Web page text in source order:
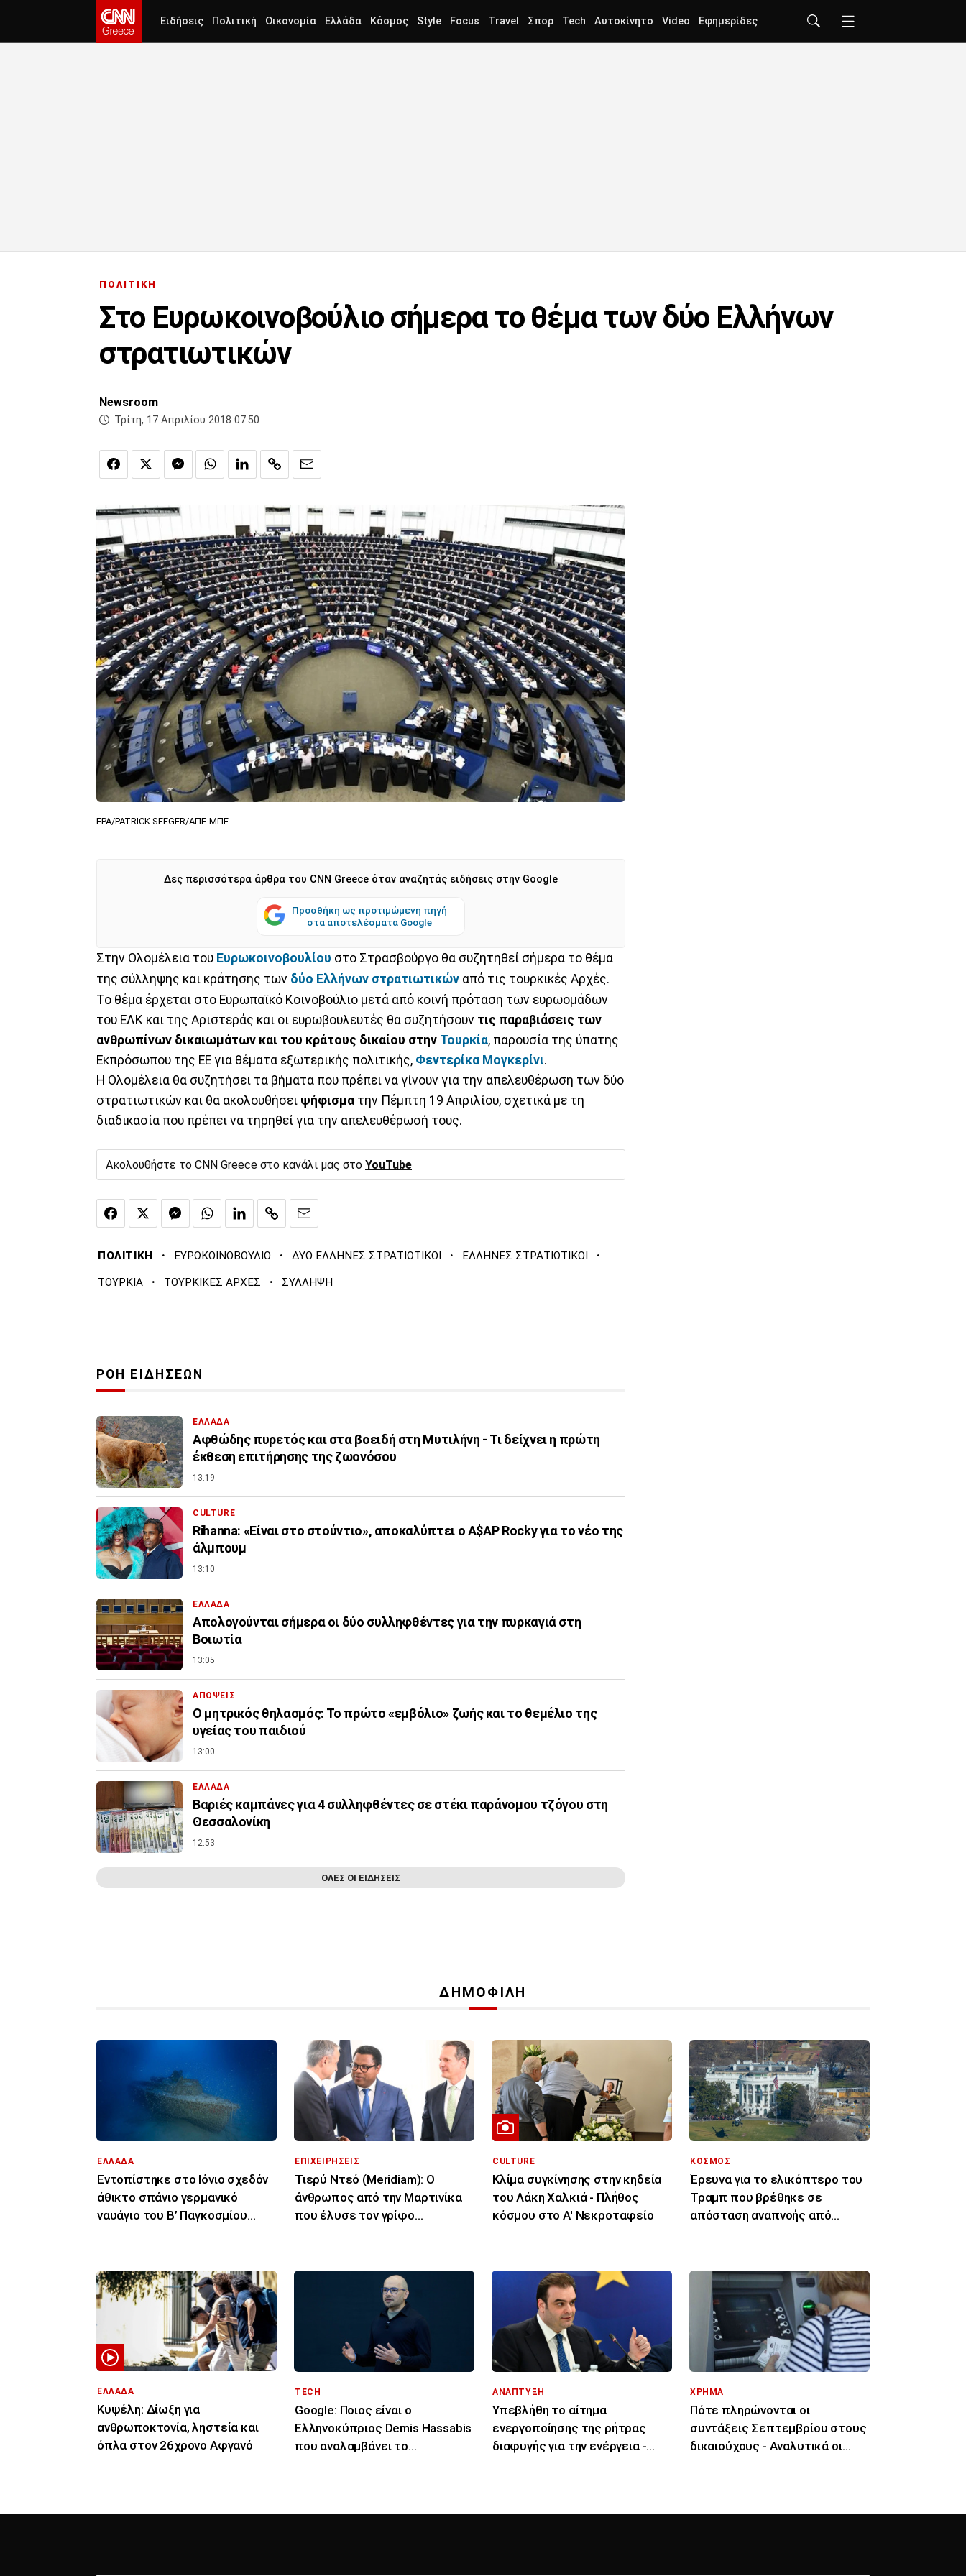
Ειδήσεις Πολιτική Οικονομία Ελλάδα Κόσμος Style Focus Travel Σπορ Tech Αυτοκίνητο Video Εφημερίδες
ΠΟΛΙΤΙΚΗ
Στο Ευρωκοινοβούλιο σήμερα το θέμα των δύο Ελλήνων
στρατιωτικών
Newsroom
Τρίτη, 17 Απριλίου 2018 07:50
EPA/PATRICK SEEGER/ΑΠΕ-ΜΠΕ
Δες περισσότερα άρθρα του CNN Greece όταν αναζητάς ειδήσεις στην Google
Προσθήκη ως προτιμώμενη πηγή
στα αποτελέσματα Google
Στην Ολομέλεια του Ευρωκοινοβουλίου στο Στρασβούργο θα συζητηθεί σήμερα το θέμα
της σύλληψης και κράτησης των δύο Ελλήνων στρατιωτικών από τις τουρκικές Αρχές.
Το θέμα έρχεται στο Ευρωπαϊκό Κοινοβούλιο μετά από κοινή πρόταση των ευρωομάδων
του ΕΛΚ και της Αριστεράς και οι ευρωβουλευτές θα συζητήσουν τις παραβιάσεις των
ανθρωπίνων δικαιωμάτων και του κράτους δικαίου στην Τουρκία, παρουσία της ύπατης
Εκπρόσωπου της ΕΕ για θέματα εξωτερικής πολιτικής, Φεντερίκα Μογκερίνι.
Η Ολομέλεια θα συζητήσει τα βήματα που πρέπει να γίνουν για την απελευθέρωση των δύο
στρατιωτικών και θα ακολουθήσει ψήφισμα την Πέμπτη 19 Απριλίου, σχετικά με τη
διαδικασία που πρέπει να τηρηθεί για την απελευθέρωσή τους.
Ακολουθήστε το CNN Greece στο κανάλι μας στο YouTube
ΠΟΛΙΤΙΚΗ · ΕΥΡΩΚΟΙΝΟΒΟΥΛΙΟ · ΔΥΟ ΕΛΛΗΝΕΣ ΣΤΡΑΤΙΩΤΙΚΟΙ · ΕΛΛΗΝΕΣ ΣΤΡΑΤΙΩΤΙΚΟΙ ·
ΤΟΥΡΚΙΑ · ΤΟΥΡΚΙΚΕΣ ΑΡΧΕΣ · ΣΥΛΛΗΨΗ
ΡΟΗ ΕΙΔΗΣΕΩΝ
ΕΛΛΑΔΑ
Αφθώδης πυρετός και στα βοειδή στη Μυτιλήνη - Τι δείχνει η πρώτη
έκθεση επιτήρησης της ζωονόσου
13:19
CULTURE
Rihanna: «Είναι στο στούντιο», αποκαλύπτει ο A$AP Rocky για το νέο της
άλμπουμ
13:10
ΕΛΛΑΔΑ
Απολογούνται σήμερα οι δύο συλληφθέντες για την πυρκαγιά στη
Βοιωτία
13:05
ΑΠΟΨΕΙΣ
Ο μητρικός θηλασμός: Το πρώτο «εμβόλιο» ζωής και το θεμέλιο της
υγείας του παιδιού
13:00
ΕΛΛΑΔΑ
Βαριές καμπάνες για 4 συλληφθέντες σε στέκι παράνομου τζόγου στη
Θεσσαλονίκη
12:53
ΟΛΕΣ ΟΙ ΕΙΔΗΣΕΙΣ
ΔΗΜΟΦΙΛΗ
ΕΛΛΑΔΑ
Εντοπίστηκε στο Ιόνιο σχεδόν
άθικτο σπάνιο γερμανικό
ναυάγιο του Β’ Παγκοσμίου
ΕΠΙΧΕΙΡΗΣΕΙΣ
Τιερύ Ντεό (Meridiam): Ο
άνθρωπος από την Μαρτινίκα
που έλυσε τον γρίφο
CULTURE
Κλίμα συγκίνησης στην κηδεία
του Λάκη Χαλκιά - Πλήθος
κόσμου στο Α' Νεκροταφείο
ΚΟΣΜΟΣ
Έρευνα για το ελικόπτερο του
Τραμπ που βρέθηκε σε
απόσταση αναπνοής από
ΕΛΛΑΔΑ
Κυψέλη: Δίωξη για
ανθρωποκτονία, ληστεία και
όπλα στον 26χρονο Αφγανό
TECH
Google: Ποιος είναι ο
Ελληνοκύπριος Demis Hassabis
που αναλαμβάνει το
ΑΝΑΠΤΥΞΗ
Υπεβλήθη το αίτημα
ενεργοποίησης της ρήτρας
διαφυγής για την ενέργεια -
ΧΡΗΜΑ
Πότε πληρώνονται οι
συντάξεις Σεπτεμβρίου στους
δικαιούχους - Αναλυτικά οι